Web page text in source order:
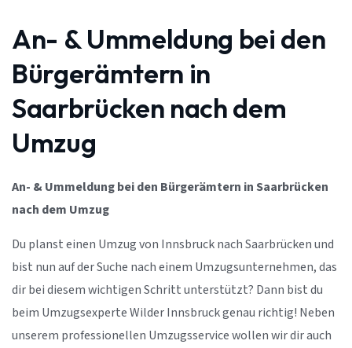
An- & Ummeldung bei den
Bürgerämtern in
Saarbrücken nach dem
Umzug
An- & Ummeldung bei den Bürgerämtern in Saarbrücken
nach dem Umzug
Du planst einen Umzug von Innsbruck nach Saarbrücken und
bist nun auf der Suche nach einem Umzugsunternehmen, das
dir bei diesem wichtigen Schritt unterstützt? Dann bist du
beim Umzugsexperte Wilder Innsbruck genau richtig! Neben
unserem professionellen Umzugsservice wollen wir dir auch